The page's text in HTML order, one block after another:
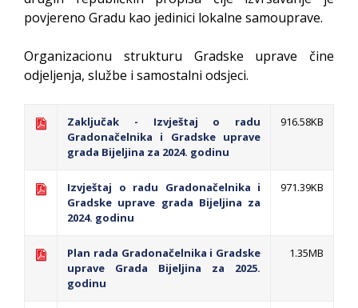
povjereno Gradu kao jedinici lokalne samouprave.
Organizacionu strukturu Gradske uprave čine
odjeljenja, službe i samostalni odsjeci.
Zaključak - Izvještaj o radu
Gradonačelnika i Gradske uprave
grada Bijeljina za 2024. godinu
916.58KB
Izvještaj o radu Gradonačelnika i
Gradske uprave grada Bijeljina za
2024. godinu
971.39KB
Plan rada Gradonačelnika i Gradske
uprave Grada Bijeljina za 2025.
godinu
1.35MB